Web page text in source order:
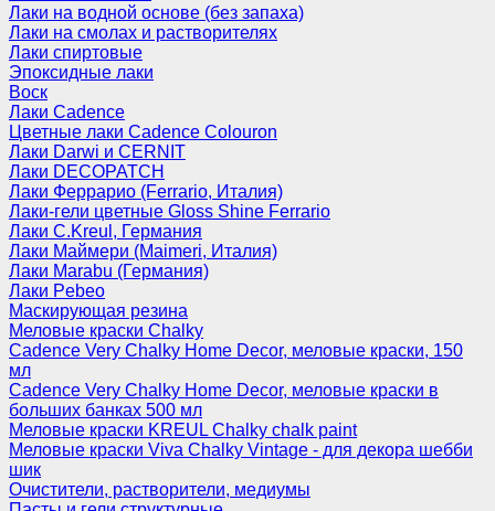
Лаки на водной основе (без запаха)
Лаки на смолах и растворителях
Лаки спиртовые
Эпоксидные лаки
Воск
Лаки Cadence
Цветные лаки Cadence Colouron
Лаки Darwi и CERNIT
Лаки DECOPATCH
Лаки Феррарио (Ferrario, Италия)
Лаки-гели цветные Gloss Shine Ferrario
Лаки C.Kreul, Германия
Лаки Маймери (Maimeri, Италия)
Лаки Marabu (Германия)
Лаки Pebeo
Маскирующая резина
Меловые краски Chalky
Cadence Very Chalky Home Decor, меловые краски, 150
мл
Cadence Very Chalky Home Decor, меловые краски в
больших банках 500 мл
Меловые краски KREUL Chalky chalk paint
Меловые краски Viva Chalky Vintage - для декора шебби
шик
Очистители, растворители, медиумы